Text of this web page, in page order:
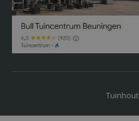
Tuinhout